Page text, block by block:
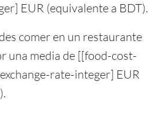
EUR (equivalente a BDT).
comer en un restaurante
una media de [[food-cost-
rate-integer] EUR